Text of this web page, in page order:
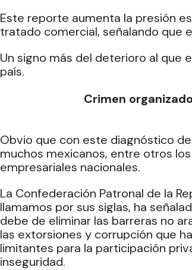
Este reporte aumenta la presión
tratado comercial, señalando que
Un signo más del deterioro al que
país.
Crimen
Obvio que con este diagnóstico
muchos mexicanos, entre otros
empresariales nacionales.
La Confederación Patronal de la
llamamos por sus siglas, ha
debe de eliminar las barreras no
las extorsiones y corrupción que
limitantes para la participación
inseguridad.